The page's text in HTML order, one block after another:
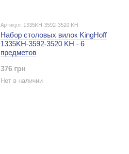
Артикул: 1335KH-3592-3520 KH
Набор столовых вилок KingHoff
1335KH-3592-3520 KH - 6
предметов
376 грн
Нет в наличии